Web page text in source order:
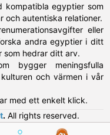
kompatibla egyptier som
och autentiska relationer.
eller
andra egyptier i ditt
som hedrar ditt arv.
bygger meningsfulla
och värmen i vår
med ett enkelt klick.
. All rights reserved.